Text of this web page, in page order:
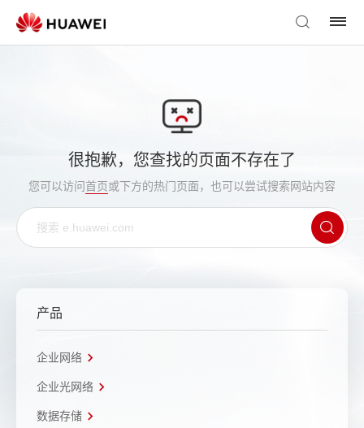
很抱歉，您查找的页面不存在了
您可以访问首页或下方的热门页面，也可以尝试搜索网站内容
产品
企业网络
企业光网络
数据存储